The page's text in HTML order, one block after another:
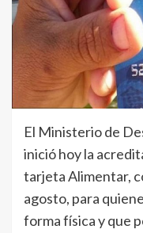
El Ministerio de
inició hoy la
tarjeta Alimentar,
agosto, para
forma física y que